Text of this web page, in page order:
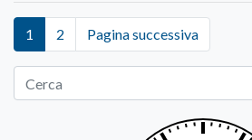
1 2 Pagina successiva